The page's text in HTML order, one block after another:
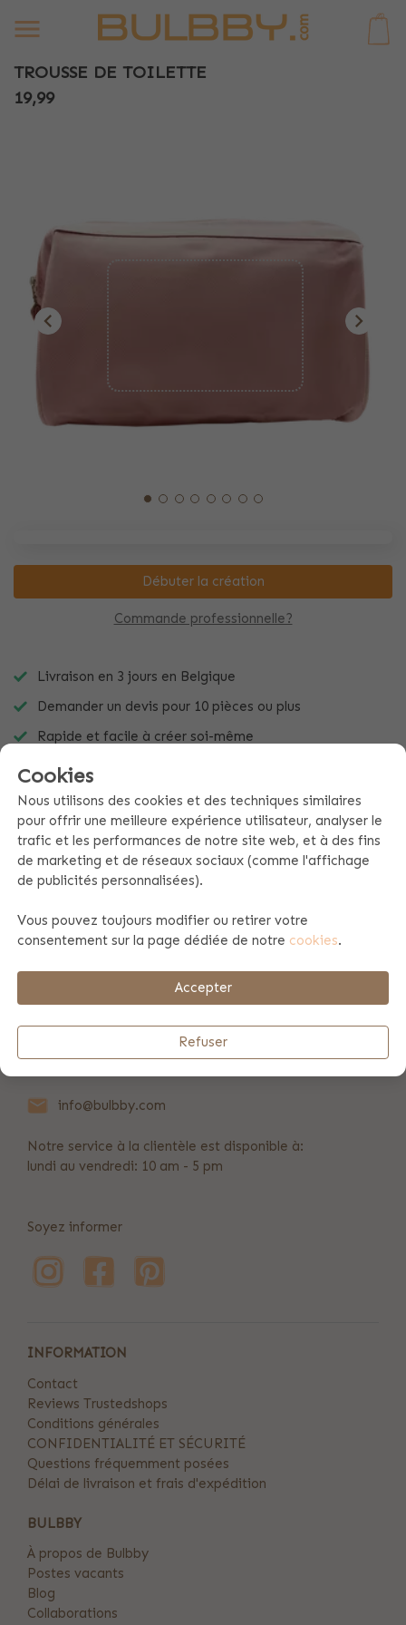
TROUSSE DE TOILETTE
19,99
Commande professionnelle?
Débuter la création
Livraison en 3 jours en Belgique
Demander un devis pour 10 pièces ou plus
Rapide et facile à créer soi-même
Spécificités du produit
Information du produit
info@bulbby.com
Notre service à la clientèle est disponible à:
lundi au vendredi: 10 am - 5 pm
Soyez informer
INFORMATION
Contact
Reviews Trustedshops
Conditions générales
CONFIDENTIALITÉ ET SÉCURITÉ
Questions fréquemment posées
Délai de livraison et frais d'expédition
BULBBY
À propos de Bulbby
Postes vacants
Blog
Collaborations
Cookies
Nous utilisons des cookies et des techniques similaires
pour offrir une meilleure expérience utilisateur, analyser le
trafic et les performances de notre site web, et à des fins
de marketing et de réseaux sociaux (comme l'affichage
de publicités personnalisées).
Vous pouvez toujours modifier ou retirer votre
consentement sur la page dédiée de notre cookies.
Accepter
Refuser